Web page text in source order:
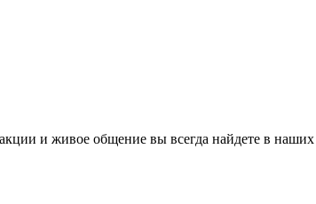
и живое общение вы всегда найдете в